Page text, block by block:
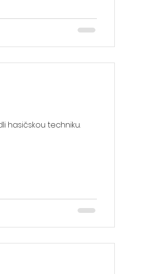
hasičskou techniku.